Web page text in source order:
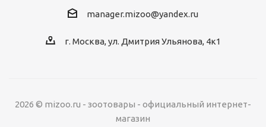
manager.mizoo@yandex.ru
г. Москва, ул. Дмитрия Ульянова, 4к1
2026 © mizoo.ru - зоотовары - официальный интернет-
магазин